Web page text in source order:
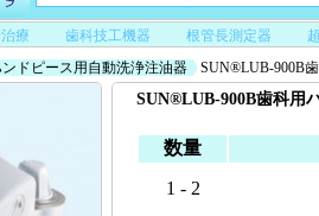
療 歯科技工機器 根管長測定器
ドピース用自動洗浄注油器
SUN®LUB-900B
SUN®LUB-900B歯科用
数量
1 - 2